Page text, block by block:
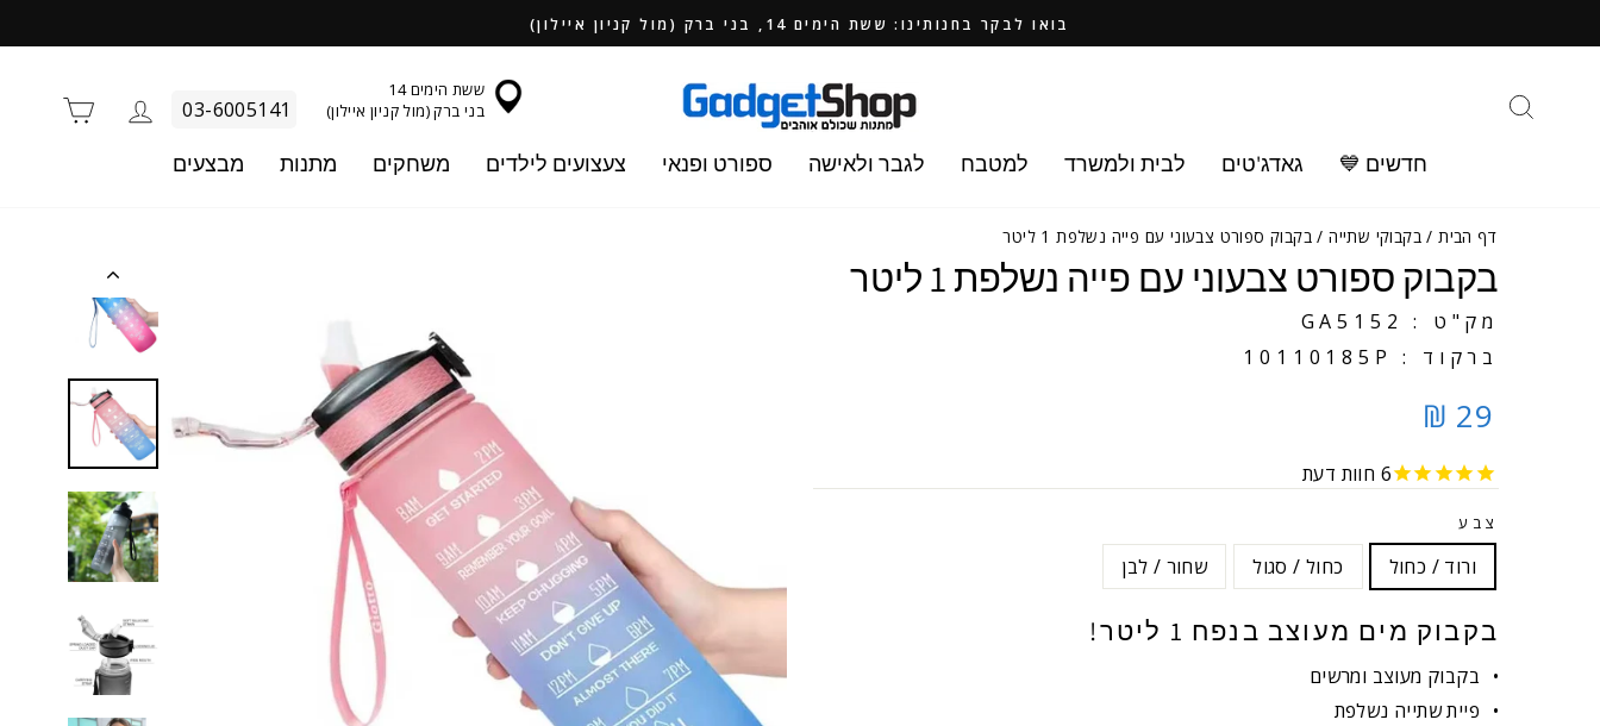
בואו לבקר בחנותינו: ששת הימים 14, בני ברק (מול קניון איילון)
ששת הימים 14
בני ברק (מול קניון איילון)
03-6005141 התחברות
חדשים 💙 גאדג'טים לבית ולמשרד למטבח לגבר ולאישה ספורט ופנאי צעצועים לילדים משחקים מתנות מבצעים
דף הבית/בקבוקי שתייה /בקבוק ספורט צבעוני עם פייה נשלפת 1 ליטר
בקבוק ספורט צבעוני עם פייה נשלפת 1 ליטר
מק"ט : GA5152
ברקוד : 10110185P
29 ₪
6 חוות דעת
צבע
ורוד / כחול כחול / סגול שחור / לבן
בקבוק מים מעוצב בנפח 1 ליטר!
בקבוק מעוצב ומרשים
פיית שתייה נשלפת